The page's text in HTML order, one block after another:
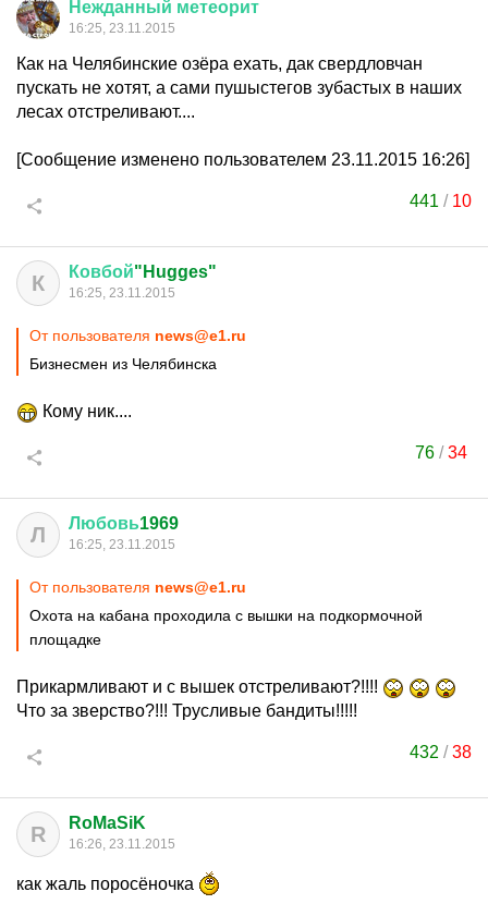
Нежданный метеорит
16:25, 23.11.2015
Как на Челябинские озёра ехать, дак свердловчан
пускать не хотят, а сами пушыстегов зубастых в наших
лесах отстреливают....
[Сообщение изменено пользователем 23.11.2015 16:26]
441 / 10
К Ковбой"Hugges"
16:25, 23.11.2015
От пользователя news@e1.ru
Бизнесмен из Челябинска
Кому ник....
76/34
Л Любовь1969
16:25, 23.11.2015
От пользователя news@e1.ru
Охота на кабана проходила с вышки на подкормочной
площадке
Прикармливают и с вышек отстреливают?!!!!
Что за зверство?!!! Трусливые бандиты!!!!!
432 /38
R RoMaSiK
16:26, 23.11.2015
как жаль поросёночка